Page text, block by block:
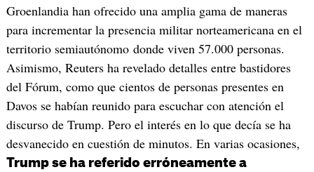
Groenlandia han ofrecido una amplia gama de maneras
para incrementar la presencia militar norteamericana en el
territorio semiautónomo donde viven 57.000 personas.
Asimismo, Reuters ha revelado detalles entre bastidores
del Fórum, como que cientos de personas presentes en
Davos se habían reunido para escuchar con atención el
discurso de Trump. Pero el interés en lo que decía se ha
desvanecido en cuestión de minutos. En varias ocasiones,
Trump se ha referido erróneamente a